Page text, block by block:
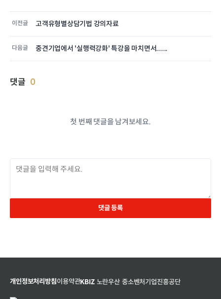
이전글 고객유형별상담기법 강의자료
다음글 중견기업에서 '실행력강화' 특강을 마치면서......
댓글 0
첫 번째 댓글을 남겨보세요.
댓글 등록
개인정보처리방침이용약관KBIZ 노란우산 중소벤처기업진흥공단